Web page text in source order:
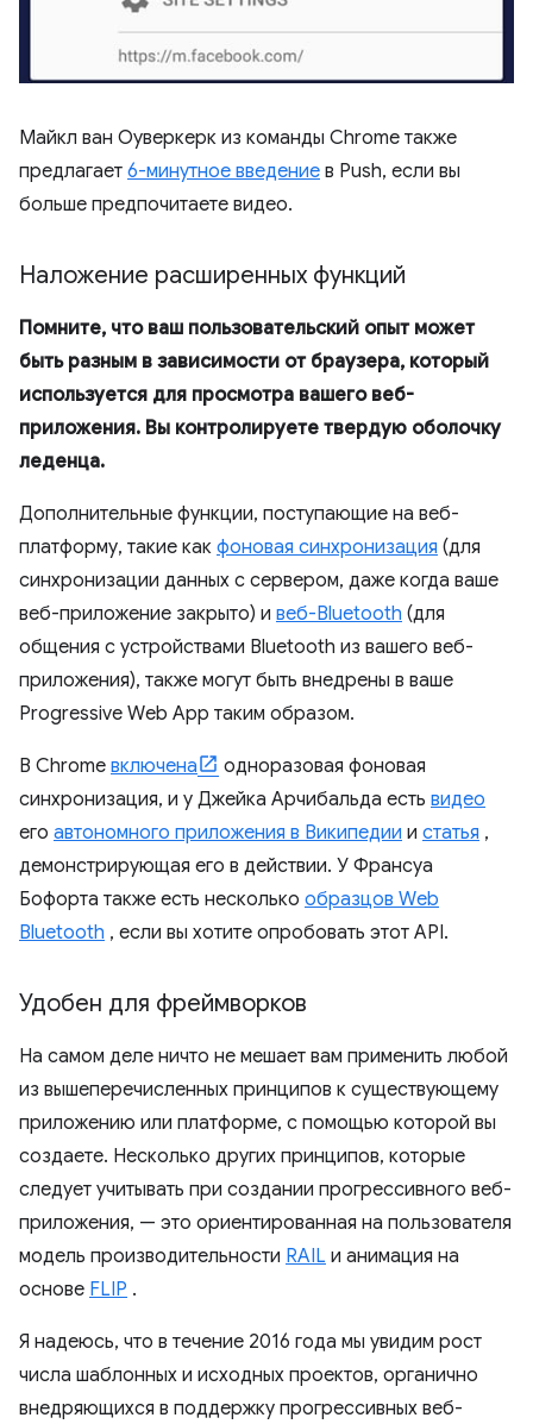
Майкл ван Оуверкерк из команды Chrome также
предлагает 6-минутное введение в Push, если вы
больше предпочитаете видео.
Наложение расширенных функций
Помните, что ваш пользовательский опыт может
быть разным в зависимости от браузера, который
используется для просмотра вашего веб-
приложения. Вы контролируете твердую оболочку
леденца.
Дополнительные функции, поступающие на веб-
платформу, такие как фоновая синхронизация (для
синхронизации данных с сервером, даже когда ваше
веб-приложение закрыто) и веб-Bluetooth (для
общения с устройствами Bluetooth из вашего веб-
приложения), также могут быть внедрены в ваше
Progressive Web App таким образом.
В Chrome включена
одноразовая фоновая
синхронизация, и у Джейка Арчибальда есть видео
его автономного приложения в Википедии и статья ,
демонстрирующая его в действии. У Франсуа
Бофорта также есть несколько образцов Web
Bluetooth , если вы хотите опробовать этот API.
Удобен для фреймворков
На самом деле ничто не мешает вам применить любой
из вышеперечисленных принципов к существующему
приложению или платформе, с помощью которой вы
создаете. Несколько других принципов, которые
следует учитывать при создании прогрессивного веб-
приложения, — это ориентированная на пользователя
модель производительности RAIL и анимация на
основе FLIP .
Я надеюсь, что в течение 2016 года мы увидим рост
числа шаблонных и исходных проектов, органично
внедряющихся в поддержку прогрессивных веб-